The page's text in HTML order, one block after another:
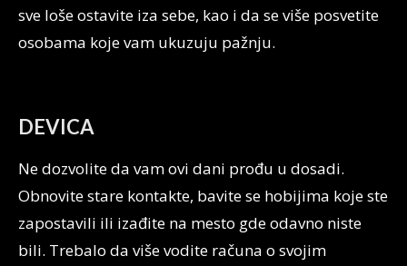
sve loše ostavite iza sebe, kao i da se više posvetite
osobama koje vam ukuzuju pažnju.
DEVICA
Ne dozvolite da vam ovi dani prođu u dosadi.
Obnovite stare kontakte, bavite se hobijima koje ste
zapostavili ili izađite na mesto gde odavno niste
bili. Trebalo da više vodite računa o svojim